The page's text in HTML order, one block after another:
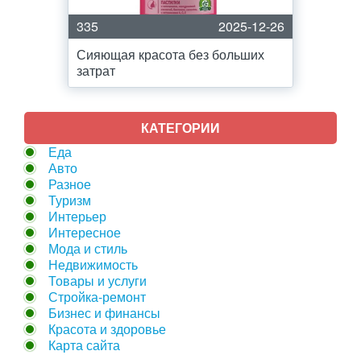
335
2025-12-26
Сияющая красота без больших
затрат
КАТЕГОРИИ
Еда
Авто
Разное
Туризм
Интерьер
Интересное
Мода и стиль
Недвижимость
Товары и услуги
Стройка-ремонт
Бизнес и финансы
Красота и здоровье
Карта сайта